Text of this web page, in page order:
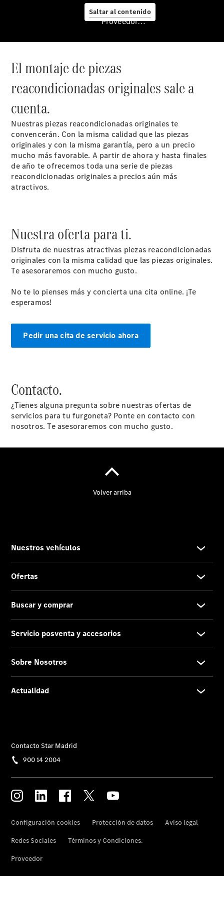
Saltar al contenido
Cita de
Mercedes-
Benz
Service
Servicios
Asesoramiento
personalizado
Soluciones
de
movilidad
Control de
Soluciones
Digitales -
Mercedes
Me
Contratos
Recambios,
Certificados y
homologaciones
Nosotros
Star
Madrid.
Centros y
Horarios
ProCenter
Responsabilidad
Noticias
Proveedor/Protección de datos
El montaje de piezas
reacondicionadas originales sale a
cuenta.
Nuestras piezas reacondicionadas originales te
convencerán. Con la misma calidad que las piezas
originales y con la misma garantía, pero a un precio
mucho más favorable. A partir de ahora y hasta finales
de año te ofrecemos toda una serie de piezas
reacondicionadas originales a precios aún más
atractivos.
Nuestra oferta para ti.
Disfruta de nuestras atractivas piezas reacondicionadas
originales con la misma calidad que las piezas originales.
Te asesoraremos con mucho gusto.
No te lo pienses más y concierta una cita online. ¡Te
esperamos!
Pedir una cita de servicio ahora
Contacto.
¿Tienes alguna pregunta sobre nuestras ofertas de
servicios para tu furgoneta? Ponte en contacto con
nosotros. Te asesoraremos con mucho gusto.